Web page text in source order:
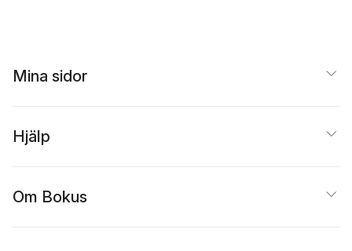
Mina sidor
Hjälp
Om Bokus